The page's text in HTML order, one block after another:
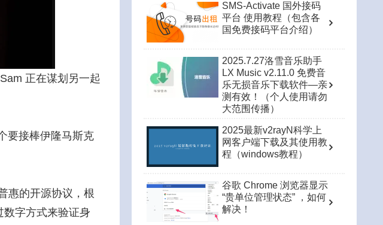
正在谋划另一起
要接棒伊隆马斯克
惠的开源协议，根
字方式来验证身
SMS-Activate 国外接码
平台 使用教程（包含各
国免费接码平台介绍）
2025.7.27洛雪音乐助手
LX Music v2.11.0 免费音
乐无损音乐下载软件—亲
测有效！（个人使用请勿
大范围传播）
2025最新v2rayN科学上
网客户端下载及其使用教
程（windows教程）
谷歌 Chrome 浏览器显示
“贵单位管理状态” ，如何
解决！